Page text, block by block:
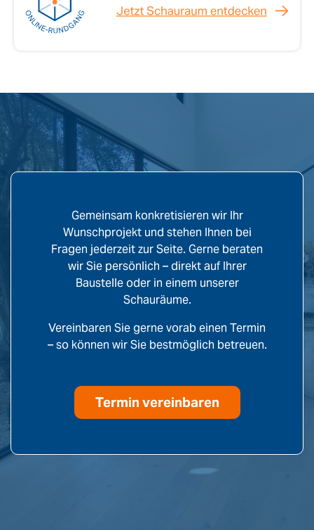
Gemeinsam konkretisieren wir Ihr
Wunschprojekt und stehen Ihnen bei
Fragen jederzeit zur Seite. Gerne beraten
wir Sie persönlich – direkt auf Ihrer
Baustelle oder in einem unserer
Schauräume.
Vereinbaren Sie gerne vorab einen Termin
– so können wir Sie bestmöglich betreuen.
Termin vereinbaren